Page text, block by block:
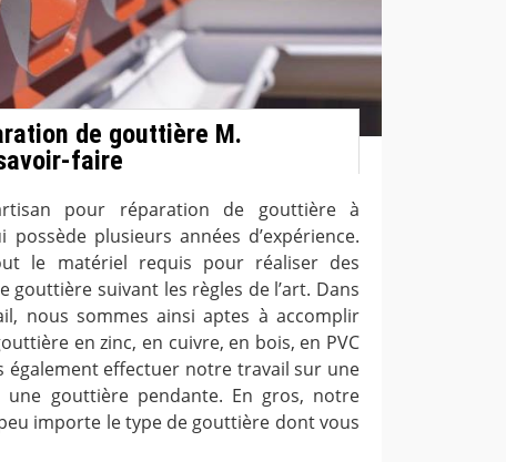
de gouttière M.
faire
pour réparation de gouttière à
plusieurs années d’expérience.
le matériel requis pour réaliser des
gouttière suivant les règles de l’art. Dans
nous sommes ainsi aptes à accomplir
en zinc, en cuivre, en bois, en PVC
également effectuer notre travail sur une
gouttière pendante. En gros, notre
importe le type de gouttière dont vous